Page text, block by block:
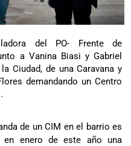
del PO- Frente de
a Vanina Biasi y Gabriel
Ciudad, de una Caravana y
demandando un Centro
de un CIM en el barrio es
en enero de este año una